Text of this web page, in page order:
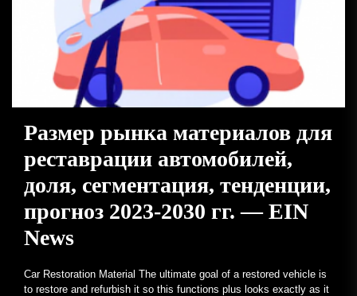
Размер рынка материалов для
реставрации автомобилей,
доля, сегментация, тенденции,
прогноз 2023-2030 гг. — EIN
News
Car Restoration Material The ultimate goal of a restored vehicle is
to restore and refurbish it so this functions plus looks exactly as it